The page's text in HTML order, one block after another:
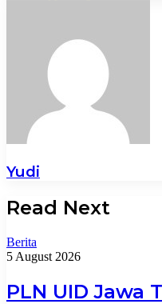
Yudi
Read Next
Berita
5 August 2026
PLN UID Jawa